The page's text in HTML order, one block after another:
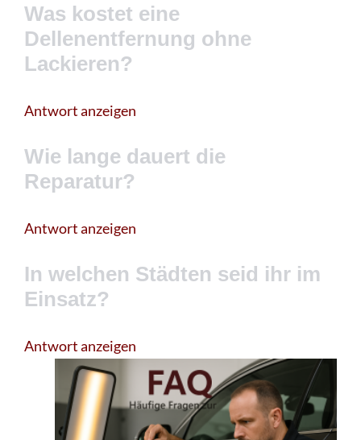
Was kostet eine
Dellenentfernung ohne
Lackieren?
Antwort anzeigen
Wie lange dauert die
Reparatur?
Antwort anzeigen
In welchen Städten seid ihr im
Einsatz?
Antwort anzeigen